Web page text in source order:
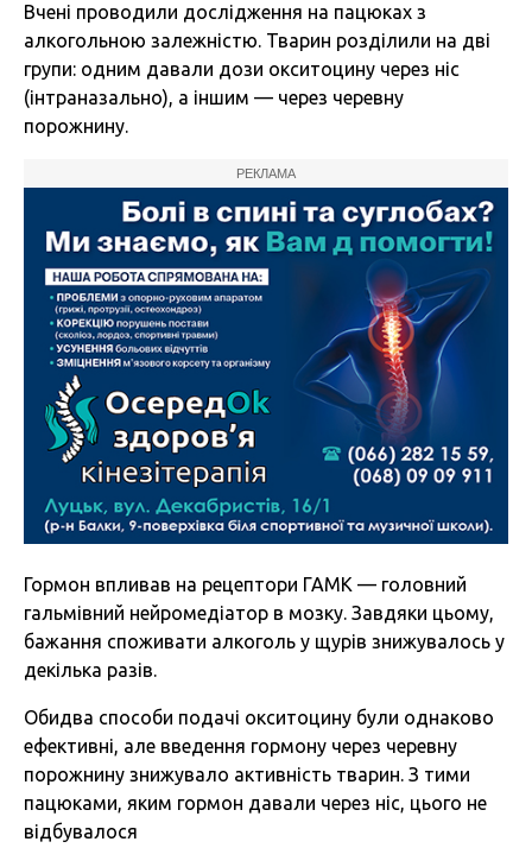
Вчені проводили дослідження на пацюках з
алкогольною залежністю. Тварин розділили на дві
групи: одним давали дози окситоцину через ніс
(інтраназально), а іншим — через черевну
порожнину.
РЕКЛАМА
Гормон впливав на рецептори ГАМК — головний
гальмівний нейромедіатор в мозку. Завдяки цьому,
бажання споживати алкоголь у щурів знижувалось у
декілька разів.
Обидва способи подачі окситоцину були однаково
ефективні, але введення гормону через черевну
порожнину знижувало активність тварин. З тими
пацюками, яким гормон давали через ніс, цього не
відбувалося